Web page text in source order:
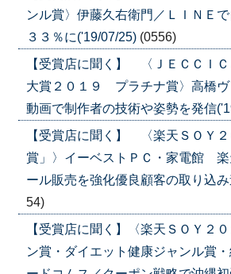
ンル賞〉伊藤久右衛門／ＬＩＮＥ
３３％に('19/07/25) (0556)
【受賞店に聞く】 〈ＪＥＣＣＩ
大賞２０１９ プラチナ賞〉高橋ヴ
動画で制作者の技術や姿勢を発信
【受賞店に聞く】 〈楽天ＳＯＹ
賞」〉イーベストＰＣ・家電館 楽
ール販売を強化優良顧客の取り込
54)
【受賞店に聞く】〈楽天ＳＯＹ２
ン賞・ダイエット健康ジャンル賞